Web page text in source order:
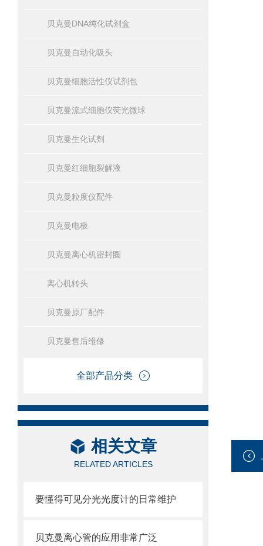
贝克曼DNA纯化试剂盒
贝克曼自动化吸头
贝克曼细胞活性仪试剂包
贝克曼流式细胞仪荧光微球
贝克曼生化试剂
贝克曼红细胞裂解液
贝克曼粒度仪配件
贝克曼电极
贝克曼离心机密封圈
离心机转头
贝克曼原厂配件
贝克曼售后维修
全部产品分类
相关文章
RELATED ARTICLES
要懂得可见分光光度计的日常维护
贝克曼离心管的应用非常广泛